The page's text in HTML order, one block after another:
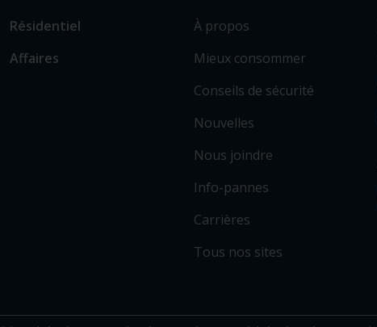
Lien
les
Résidentiel
Affaires
L
e
n
e
s
c
r
a
s
À propos
Mieux consommer
Conseils de sécurité
Nouvelles
Nous joindre
Info-pannes
Carrières
Tous nos sites